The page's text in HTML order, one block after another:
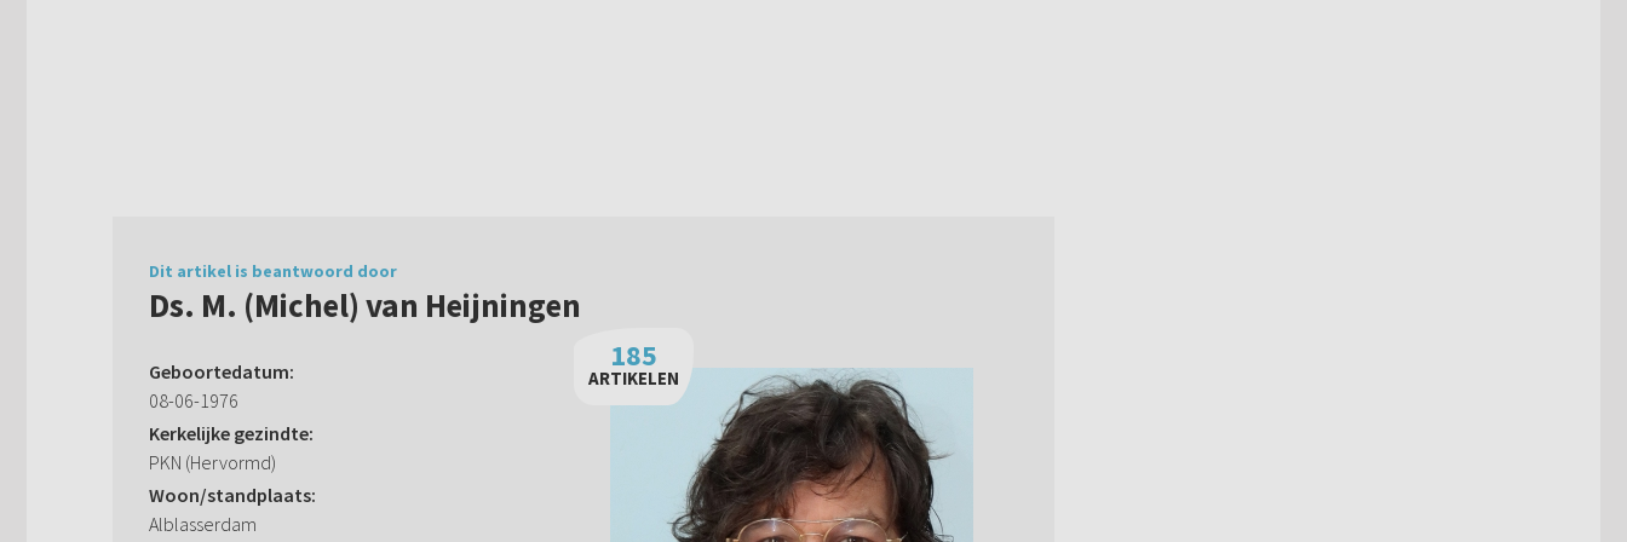
Dit artikel is beantwoord door
Ds. M. (Michel) van Heijningen
Geboortedatum:
08-06-1976
Kerkelijke gezindte:
PKN (Hervormd)
Woon/standplaats:
Alblasserdam
185
ARTIKELEN